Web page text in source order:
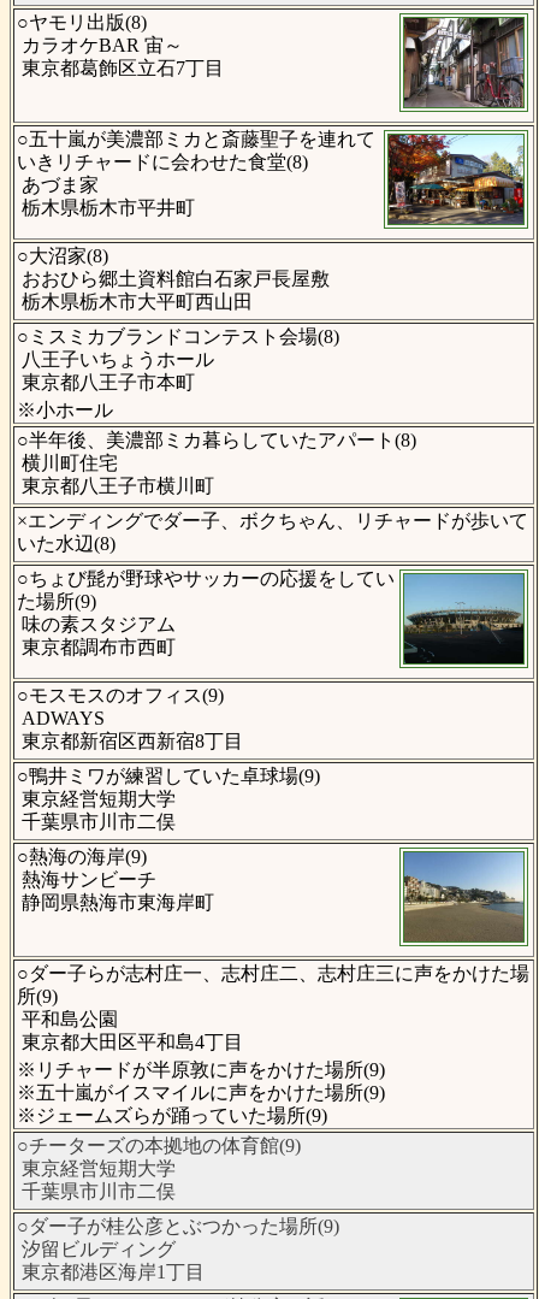
○ヤモリ出版(8)
カラオケBAR 宙～
東京都葛飾区立石7丁目
○五十嵐が美濃部ミカと斎藤聖子を連れて
いきリチャードに会わせた食堂(8)
あづま家
栃木県栃木市平井町
○大沼家(8)
おおひら郷土資料館白石家戸長屋敷
栃木県栃木市大平町西山田
○ミスミカブランドコンテスト会場(8)
八王子いちょうホール
東京都八王子市本町
※小ホール
○半年後、美濃部ミカ暮らしていたアパート(8)
横川町住宅
東京都八王子市横川町
×エンディングでダー子、ボクちゃん、リチャードが歩いて
いた水辺(8)
○ちょび髭が野球やサッカーの応援をしてい
た場所(9)
味の素スタジアム
東京都調布市西町
○モスモスのオフィス(9)
ADWAYS
東京都新宿区西新宿8丁目
○鴨井ミワが練習していた卓球場(9)
東京経営短期大学
千葉県市川市二俣
○熱海の海岸(9)
熱海サンビーチ
静岡県熱海市東海岸町
○ダー子らが志村庄一、志村庄二、志村庄三に声をかけた場
所(9)
平和島公園
東京都大田区平和島4丁目
※リチャードが半原敦に声をかけた場所(9)
※五十嵐がイスマイルに声をかけた場所(9)
※ジェームズらが踊っていた場所(9)
○チーターズの本拠地の体育館(9)
東京経営短期大学
千葉県市川市二俣
○ダー子が桂公彦とぶつかった場所(9)
汐留ビルディング
東京都港区海岸1丁目